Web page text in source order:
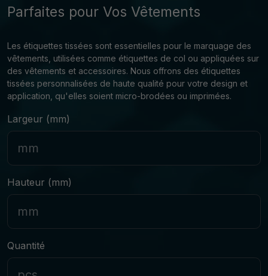
Parfaites pour Vos Vêtements
Les étiquettes tissées sont essentielles pour le marquage des
vêtements, utilisées comme étiquettes de col ou appliquées sur
des vêtements et accessoires. Nous offrons des étiquettes
tissées personnalisées de haute qualité pour votre design et
application, qu'elles soient micro-brodées ou imprimées.
Largeur (mm)
Hauteur (mm)
Quantité